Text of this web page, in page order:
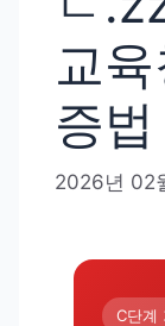
교
증법
2026년 02
C단계